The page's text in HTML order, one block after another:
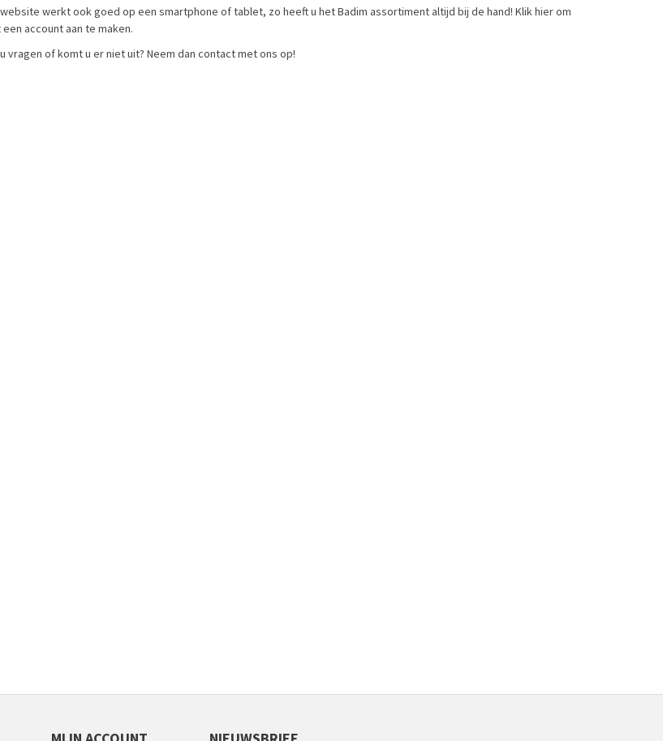
werkt ook goed op een smartphone of tablet, zo heeft u het Badim assortiment altijd bij de hand! Klikhierom
account aan te maken.
vragen of komt u er niet uit? Neem dan contactmet ons op!